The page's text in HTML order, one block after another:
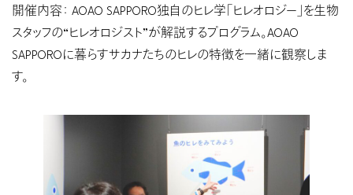
開催内容： AOAO SAPPORO独自のヒレ学「ヒレオロジー」を生物
スタッフの“ヒレオロジスト”が解説するプログラム。AOAO
SAPPOROに暮らすサカナたちのヒレの特徴を一緒に観察しま
す。